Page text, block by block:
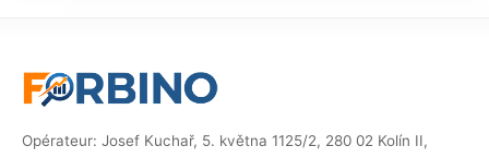
Opérateur: Josef Kuchař, 5. května 1125/2, 280 02 Kolín II,